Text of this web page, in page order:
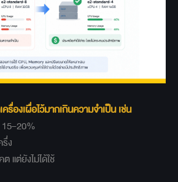
รื่องเผื่อไว้มากเกินความจำเป็น เช่น
ง
แต่ยังไม่ได้ใช้